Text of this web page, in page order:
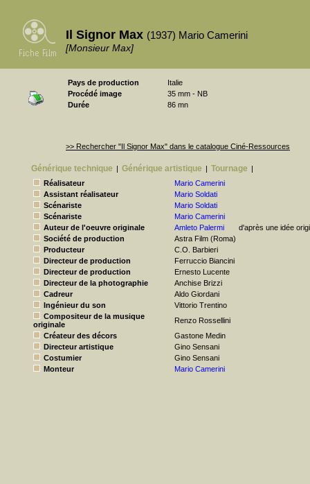
Il Signor Max (1937) Mario Camerini
[Monsieur Max]
Pays de production
Italie
Procédé image
35 mm - NB
Durée
86 mn
>> Rechercher "Il Signor Max" dans le catalogue Ciné-Ressources
Générique technique | Générique artistique | Tournage |
Réalisateur
Mario Camerini
Assistant réalisateur
Mario Soldati
Scénariste
Mario Soldati
Scénariste
Mario Camerini
Auteur de l'oeuvre originale
Amleto Palermi
d'après une idée
Société de production
Astra Film (Roma)
Producteur
C.O. Barbieri
Directeur de production
Ferruccio Biancini
Directeur de production
Ernesto Lucente
Directeur de la photographie
Anchise Brizzi
Cadreur
Aldo Giordani
Ingénieur du son
Vittorio Trentino
Compositeur de la musique
originale
Renzo Rossellini
Créateur des décors
Gastone Medin
Directeur artistique
Gino Sensani
Costumier
Gino Sensani
Monteur
Mario Camerini